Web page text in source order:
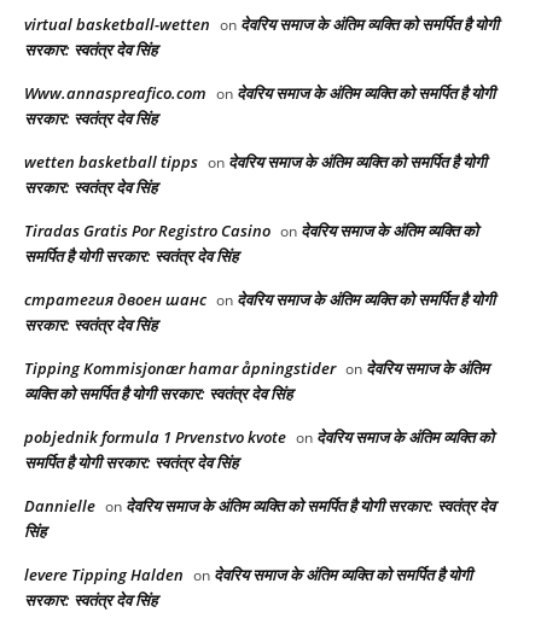
virtual basketball-wetten on देवरिय समाज के अंतिम व्यक्ति को समर्पित है योगी
सरकार: स्वतंत्र देव सिंह
Www.annaspreafico.com on देवरिय समाज के अंतिम व्यक्ति को समर्पित है योगी
सरकार: स्वतंत्र देव सिंह
wetten basketball tipps on देवरिय समाज के अंतिम व्यक्ति को समर्पित है योगी
सरकार: स्वतंत्र देव सिंह
Tiradas Gratis Por Registro Casino on देवरिय समाज के अंतिम व्यक्ति को
समर्पित है योगी सरकार: स्वतंत्र देव सिंह
стратегия двоен шанс on देवरिय समाज के अंतिम व्यक्ति को समर्पित है योगी
सरकार: स्वतंत्र देव सिंह
Tipping Kommisjonær hamar åpningstider on देवरिय समाज के अंतिम
व्यक्ति को समर्पित है योगी सरकार: स्वतंत्र देव सिंह
pobjednik formula 1 Prvenstvo kvote on देवरिय समाज के अंतिम व्यक्ति को
समर्पित है योगी सरकार: स्वतंत्र देव सिंह
Dannielle on देवरिय समाज के अंतिम व्यक्ति को समर्पित है योगी सरकार: स्वतंत्र देव
सिंह
levere Tipping Halden on देवरिय समाज के अंतिम व्यक्ति को समर्पित है योगी
सरकार: स्वतंत्र देव सिंह